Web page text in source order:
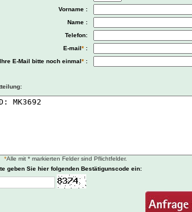
Vorname :
Name :
Telefon:
E-mail* :
Ihre E-Mail bitte noch einmal* :
*Alle mit * markierten Felder sind Pflichtfelder.
geben Sie hier folgenden Bestätigunscode ein: